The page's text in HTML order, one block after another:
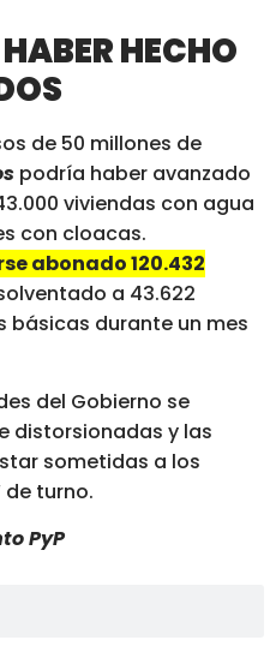
HECHO
de 50 millones de
podría haber avanzado
viviendas con agua
con cloacas.
abonado 120.432
a 43.622
básicas durante un mes
del Gobierno se
distorsionadas y las
sometidas a los
de turno.
PyP